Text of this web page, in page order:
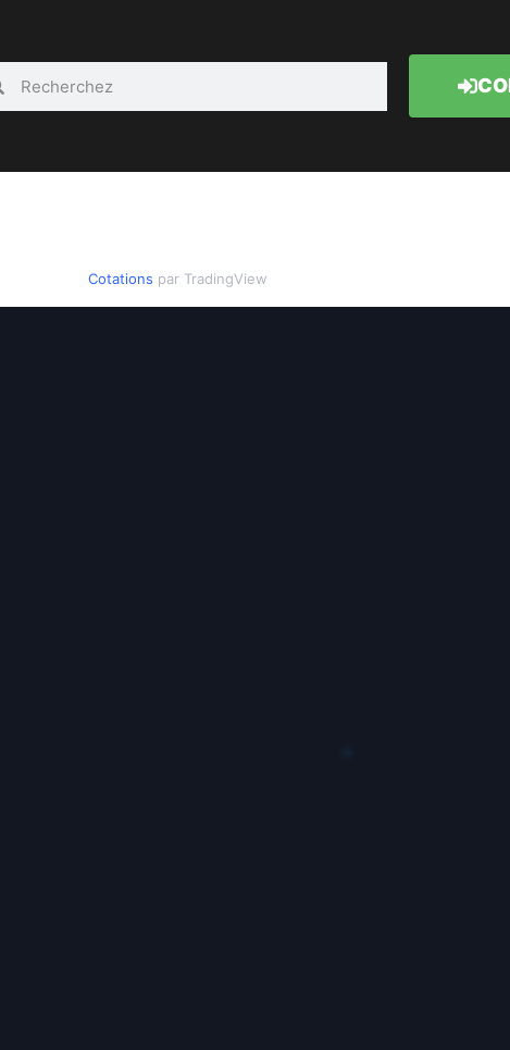
Cotations par TradingView